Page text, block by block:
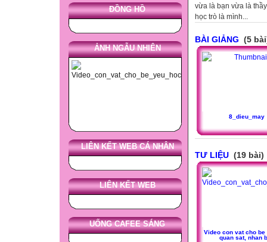
ĐỒNG HỒ
ẢNH NGẪU NHIÊN
LIÊN KẾT WEB CÁ NHÂN
LIÊN KẾT WEB
UỐNG CAFEE SÁNG
vừa là bạn vừa là
học trò là mình...
BÀI GIẢNG (5
8_dieu_may
TƯ LIỆU (19 bài)
Video con vat cho be
quan sat, nhan